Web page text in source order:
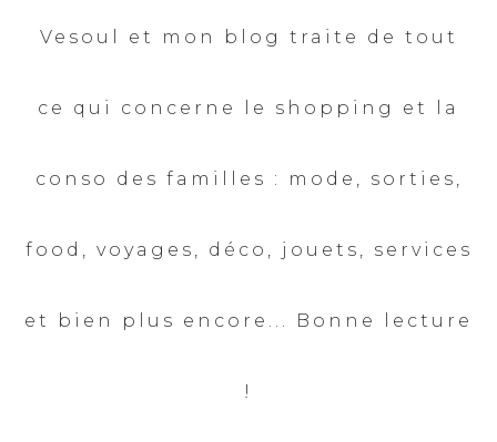
Vesoul et mon blog traite de tout
ce qui concerne le shopping et la
conso des familles : mode, sorties,
food, voyages, déco, jouets, services
et bien plus encore... Bonne lecture
!